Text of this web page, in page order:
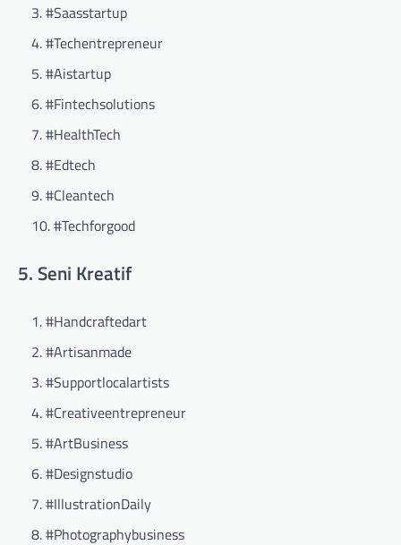
#Saasstartup
#Techentrepreneur
#Aistartup
#Fintechsolutions
#HealthTech
#Edtech
#Cleantech
#Techforgood
5. Seni Kreatif
#Handcraftedart
#Artisanmade
#Supportlocalartists
#Creativeentrepreneur
#ArtBusiness
#Designstudio
#IllustrationDaily
#Photographybusiness